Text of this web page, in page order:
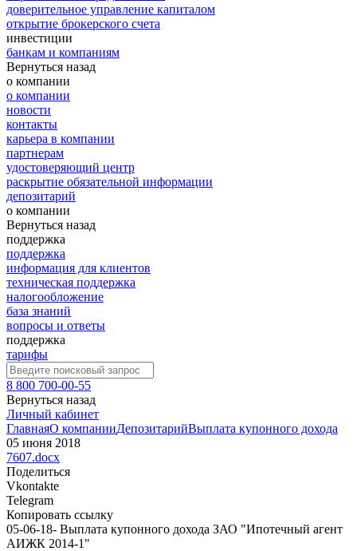
доверительное управление капиталом
открытие брокерского счета
инвестиции
банкам и компаниям
Вернуться назад
о компании
о компании
новости
контакты
карьера в компании
партнерам
удостоверяющий центр
раскрытие обязательной информации
депозитарий
о компании
Вернуться назад
поддержка
поддержка
информация для клиентов
техническая поддержка
налогообложение
база знаний
вопросы и ответы
поддержка
тарифы
8 800 700-00-55
Вернуться назад
Личный кабинет
ГлавнаяО компанииДепозитарийВыплата купонного дохода
05 июня 2018
7607.docx
Поделиться
Vkontakte
Telegram
Копировать ссылку
05-06-18- Выплата купонного дохода ЗАО "Ипотечный агент
АИЖК 2014-1"